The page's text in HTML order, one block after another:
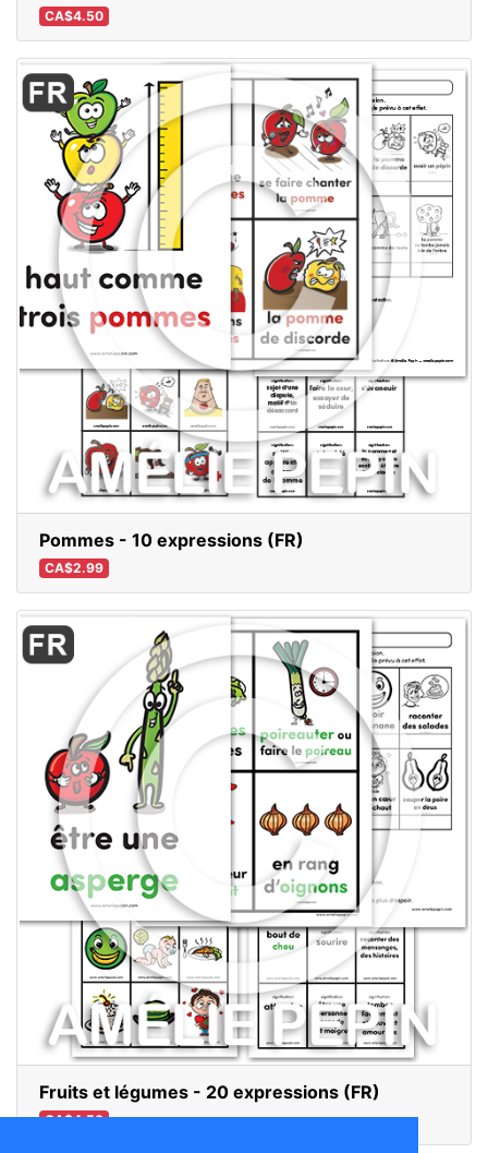
CA$4.50
Pommes - 10 expressions (FR)
CA$2.99
Fruits et légumes - 20 expressions (FR)
CA$4.50